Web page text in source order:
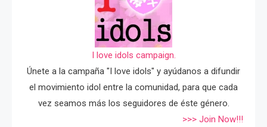
I love idols campaign.
Únete a la campaña "I love idols" y ayúdanos a difundir
el movimiento idol entre la comunidad, para que cada
vez seamos más los seguidores de éste género.
>>> Join Now!!!